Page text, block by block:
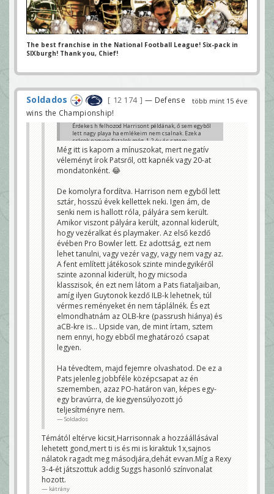
The best franchise in the National Football League! Six-pack in
SIXburgh! Thank you, Chief!
több mint 15 éve
Soldados 12 174
— Defense
wins the Championship!
Érdekes h felhozod Harrisont példának, ő sem egyből
lett nagy playa ha emlékeim nem csalnak. Ezek a
srácok nagyon fiatalok még, 1-2 év és sztem
kialakulhat bennük is a vezértípus. Sztem nagyon
kevés az a játékos ma a ligában, aki rögtön első 1-2
évében vezérré vált, már csak azért is, mert tudjuk
h azért megvan a hierarchia egy csapaton belül.
Ehhez meg idő kell.
Nekem ilyen szempontból tetszik a csapat, én látom
Spikes-ban is és DMC-ben is a lehetőséget. És akkor
még ott van a jövő évi draft, ahol tényleg nagyon sok
pickünk van és ha megszületne a rookie-k fizetését
szabályozó megállapodás, tuti h mindet el is
lőnnénk. De ez itt nagyon off. Át lehet rakni
nyugodtan a mi topicunkba. 😊
Még itt is kapom a mínuszokat, mert negatív
véleményt írok Patsről, ott kapnék vagy 20-at
mondatonként. 😂
De komolyra fordítva. Harrison nem egyből lett
sztár, hosszú évek kellettek neki. Igen ám, de
senki nem is hallott róla, pályára sem került.
Amikor viszont pályára került, azonnal kiderült,
hogy vezéralkat és playmaker. Az első kezdő
évében Pro Bowler lett. Ez adottság, ezt nem
lehet tanulni, vagy vezér vagy, vagy nem vagy az.
A fent említett játékosok szinte mindegyikéről
szinte azonnal kiderült, hogy micsoda
klasszisok, én ezt nem látom a Pats fiataljaiban,
amíg ilyen Guytonok kezdő ILB-k lehetnek, túl
vérmes reményeket én nem táplálnék. És ezt
elmondhatnám az OLB-kre (passrush hiánya) és
aCB-kre is... Upside van, de mint írtam, sztem
nem ennyi, hogy ebből meghatározó csapat
legyen.
Ha tévedtem, majd fejemre olvashatod. De ez a
Pats jelenleg jobbféle középcsapat az én
szememben, azaz PO-határon van, képes egy-
egy bravúrra, de kiegyensúlyozott jó
teljesítményre nem.
Soldados
Témától eltérve kicsit,Harrisonnak a hozzáállásával
lehetett gond,mert ti is és mi is kiraktuk 1x,sajnos
nálatok ragadt meg másodjára,dehát evvan.Míg a Rexy
3-4-ét játszottuk addig Suggs hasonló színvonalat
hozott.
kátrány